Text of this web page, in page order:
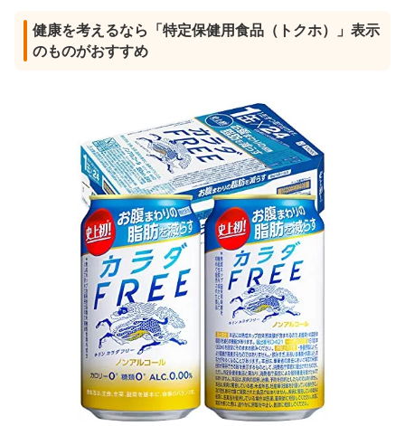
健康を考えるなら「特定保健用食品（トクホ）」表示
のものがおすすめ